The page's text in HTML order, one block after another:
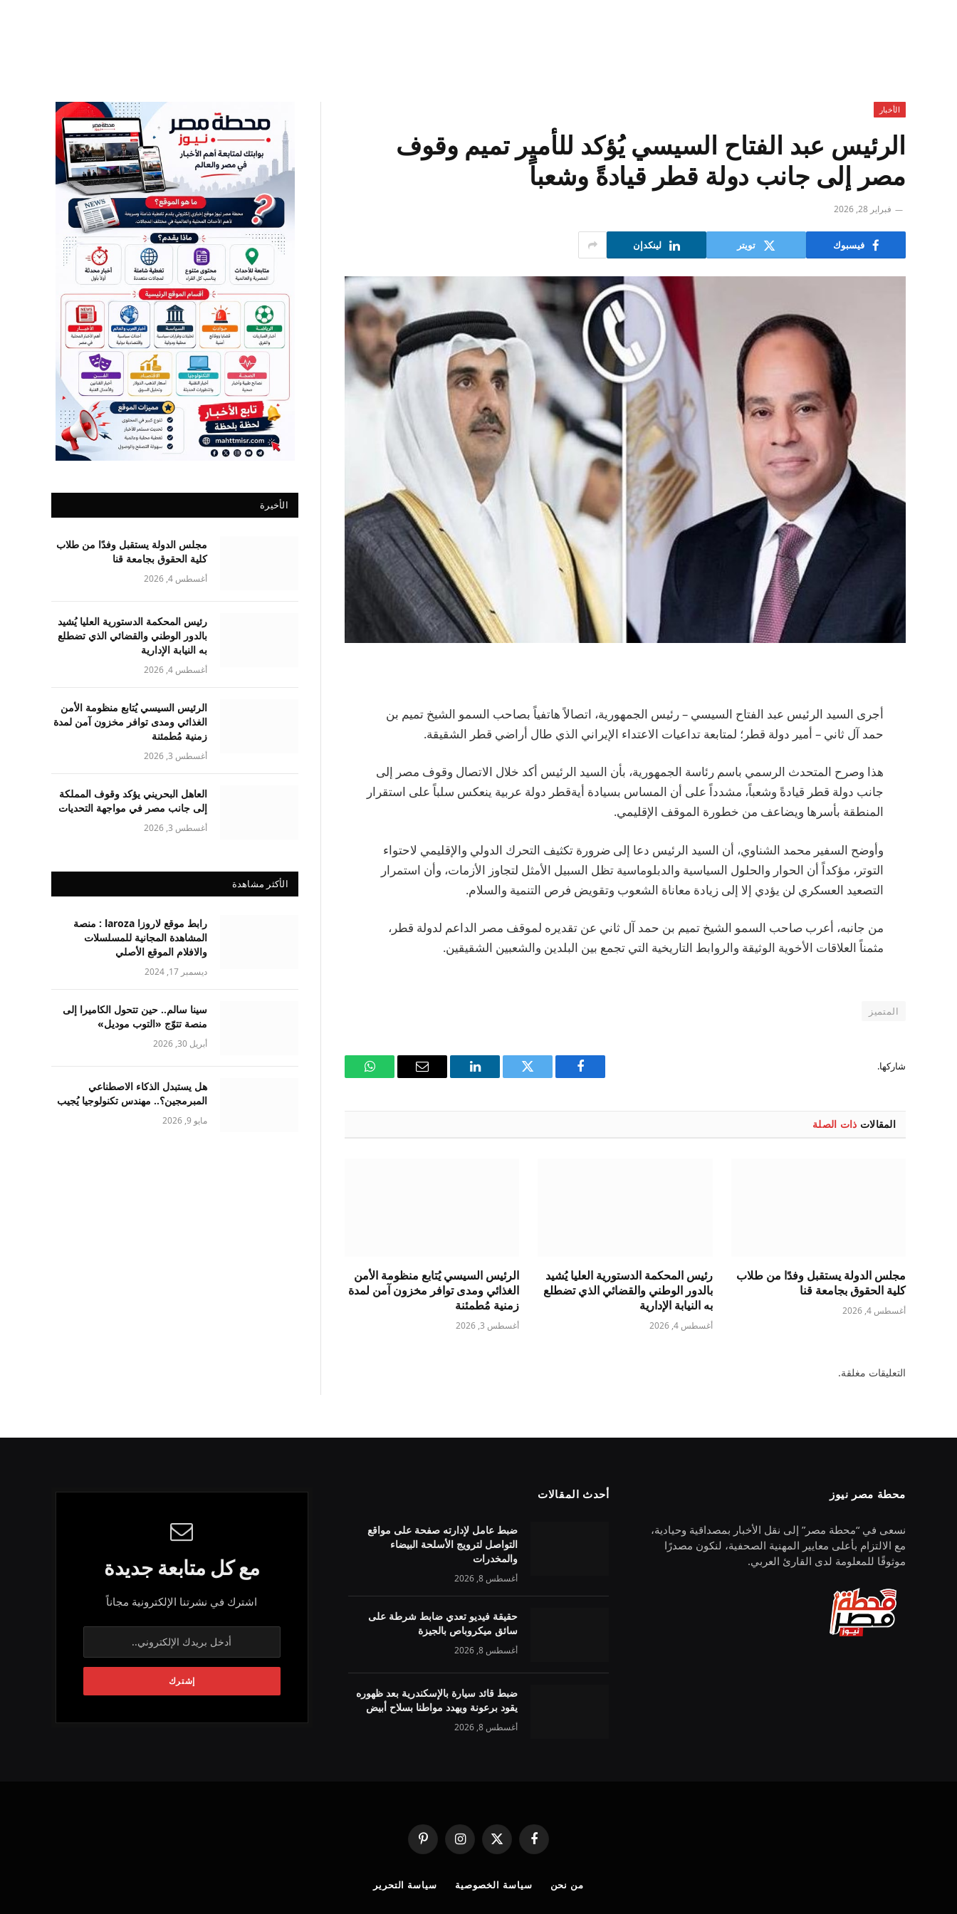
الأخبار
الرئيس عبد الفتاح السيسي يُؤكد للأمير تميم وقوف
مصر إلى جانب دولة قطر قيادةً وشعباً
فبراير 28, 2026
فيسبوك تويتر لينكدإن
أجرى السيد الرئيس عبد الفتاح السيسي – رئيس الجمهورية، اتصالاً هاتفياً بصاحب السمو الشيخ تميم بن
حمد آل ثاني – أمير دولة قطر؛ لمتابعة تداعيات الاعتداء الإيراني الذي طال أراضي قطر الشقيقة.
هذا وصرح المتحدث الرسمي باسم رئاسة الجمهورية، بأن السيد الرئيس أكد خلال الاتصال وقوف مصر إلى
جانب دولة قطر قيادةً وشعباً، مشدداً على أن المساس بسيادة أيةقطر دولة عربية ينعكس سلباً على استقرار
المنطقة بأسرها ويضاعف من خطورة الموقف الإقليمي.
وأوضح السفير محمد الشناوي، أن السيد الرئيس دعا إلى ضرورة تكثيف التحرك الدولي والإقليمي لاحتواء
التوتر، مؤكداً أن الحوار والحلول السياسية والدبلوماسية تظل السبيل الأمثل لتجاوز الأزمات، وأن استمرار
التصعيد العسكري لن يؤدي إلا إلى زيادة معاناة الشعوب وتقويض فرص التنمية والسلام.
من جانبه، أعرب صاحب السمو الشيخ تميم بن حمد آل ثاني عن تقديره لموقف مصر الداعم لدولة قطر،
مثمناً العلاقات الأخوية الوثيقة والروابط التاريخية التي تجمع بين البلدين والشعبين الشقيقين.
المتميز
شاركها.
فيسبوك
تويتر لينكدإن
البريد
واتساب
المقالات ذات الصلة
مجلس الدولة يستقبل وفدًا من طلاب
كلية الحقوق بجامعة قنا
أغسطس 4, 2026
رئيس المحكمة الدستورية العليا يُشيد
بالدور الوطني والقضائي الذي تضطلع
به النيابة الإدارية
أغسطس 4, 2026
الرئيس السيسي يُتابع منظومة الأمن
الغذائي ومدى توافر مخزون آمن لمدة
زمنية مُطمئنة
أغسطس 3, 2026
التعليقات مغلقة.
الأخيرة
مجلس الدولة يستقبل وفدًا من طلاب
كلية الحقوق بجامعة قنا
أغسطس 4, 2026
رئيس المحكمة الدستورية العليا يُشيد
بالدور الوطني والقضائي الذي تضطلع
به النيابة الإدارية
أغسطس 4, 2026
الرئيس السيسي يُتابع منظومة الأمن
الغذائي ومدى توافر مخزون آمن لمدة
زمنية مُطمئنة
أغسطس 3, 2026
العاهل البحريني يؤكد وقوف المملكة
إلى جانب مصر في مواجهة التحديات
أغسطس 3, 2026
الأكثر مشاهدة
رابط موقع لاروزا laroza : منصة
المشاهدة المجانية للمسلسلات
والافلام الموقع الأصلي
ديسمبر 17, 2024
سينا سالم.. حين تتحول الكاميرا إلى
منصة تتوّج «التوب موديل»
أبريل 30, 2026
هل يستبدل الذكاء الاصطناعي
المبرمجين؟.. مهندس تكنولوجيا يُجيب
مايو 9, 2026
محطة مصر نيوز
نسعى في “محطة مصر” إلى نقل الأخبار بمصداقية وحيادية،
مع الالتزام بأعلى معايير المهنية الصحفية، لنكون مصدرًا
موثوقًا للمعلومة لدى القارئ العربي.
أحدث المقالات
ضبط عامل لإدارته صفحة على مواقع
التواصل لترويج الأسلحة البيضاء
والمخدرات
أغسطس 8, 2026
حقيقة فيديو تعدي ضابط شرطة على
سائق ميكروباص بالجيزة
أغسطس 8, 2026
ضبط قائد سيارة بالإسكندرية بعد ظهوره
يقود برعونة ويهدد مواطنا بسلاح أبيض
أغسطس 8, 2026
مع كل متابعة جديدة
اشترك في نشرتنا الإلكترونية مجاناً
فيسبوك
X
(Twitter)
الانستغرامبينتيريست
من نحن سياسة الخصوصية سياسة التحرير